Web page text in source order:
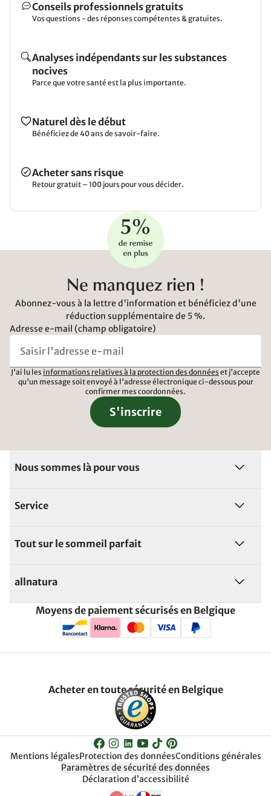
Conseils professionnels gratuits
Vos questions - des réponses compétentes & gratuites.
Analyses indépendants sur les substances
nocives
Parce que votre santé est la plus importante.
Naturel dès le début
Bénéficiez de 40 ans de savoir-faire.
Acheter sans risque
Retour gratuit – 100 jours pour vous décider.
Ne manquez rien !
Abonnez-vous à la lettre d'information et bénéficiez d'une
réduction supplémentaire de 5 %.
Adresse e-mail (champ obligatoire)
J'ai lu les informations relatives à la protection des données et j'accepte
qu'un message soit envoyé à l'adresse électronique ci-dessous pour
confirmer mes coordonnées.
S'inscrire
Nous sommes là pour vous
Service
Tout sur le sommeil parfait
allnatura
Moyens de paiement sécurisés en Belgique
Acheter en toute sécurité en Belgique
Mentions légalesProtection des donnéesConditions générales
Paramètres de sécurité des données
Déclaration d’accessibilité